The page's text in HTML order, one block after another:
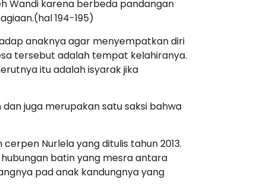
Wandi karena berbeda pandangan
194-195)
anaknya agar menyempatkan diri
tersebut adalah tempat kelahiranya.
itu adalah isyarak jika
juga merupakan satu saksi bahwa
Nurlela yang ditulis tahun 2013.
batin yang mesra antara
pad anak kandungnya yang